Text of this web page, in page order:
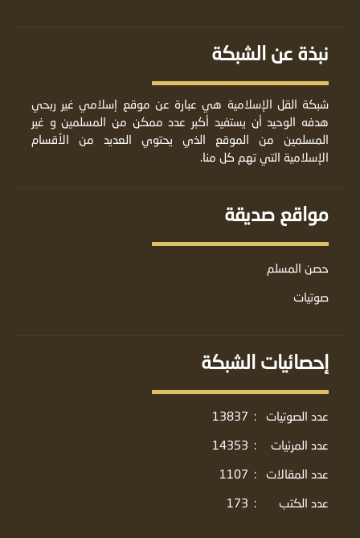
نبذة عن الشبكة
شبكة القل الإسلامية هي عبارة عن موقع إسلامي غير ربحي
هدفه الوحيد أن يستفيد أكبر عدد ممكن من المسلمين و غير
المسلمين من الموقع الذي يحتوي العديد من الأقسام
الإسلامية التي تهم كل منا.
مواقع صديقة
حصن المسلم
صوتيات
إحصائيات الشبكة
عدد الصوتيات :
13837
عدد المرئيات
:
14353
عدد المقالات
:
1107
عدد الكتب
:
173